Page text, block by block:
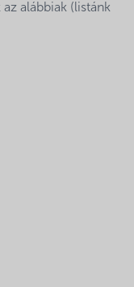
alábbiak (listánk